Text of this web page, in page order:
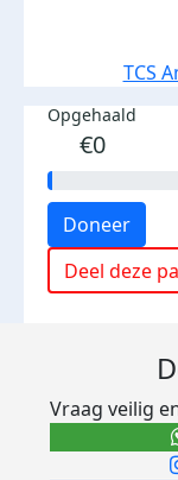
TCS
Opgehaald
€0
Doneer
Deel deze
Vraag veilig